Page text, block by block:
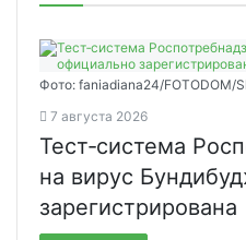
Фото: faniadiana24/FOTODOM/
7 августа 2026
Тест‑система
на вирус
зарегистрирована